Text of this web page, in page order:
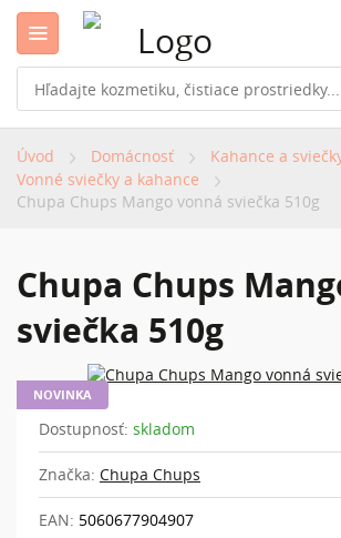
Úvod Domácnosť
Kahance a
Vonné sviečky a kahance
Chupa Chups Mango vonná sviečka 510g
Chupa Chups
sviečka 510g
NOVINKA
Dostupnosť: skladom
Značka: Chupa Chups
EAN: 5060677904907